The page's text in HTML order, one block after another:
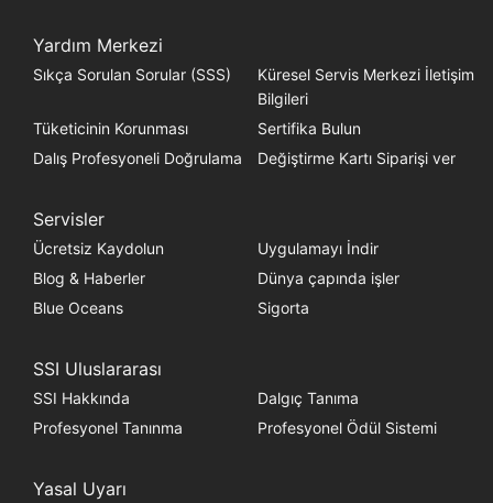
Yardım Merkezi
Sıkça Sorulan Sorular (SSS)
Küresel Servis Merkezi İletişim
Bilgileri
Tüketicinin Korunması
Sertifika Bulun
Dalış Profesyoneli Doğrulama
Değiştirme Kartı Siparişi ver
Servisler
Ücretsiz Kaydolun
Uygulamayı İndir
Blog & Haberler
Dünya çapında işler
Blue Oceans
Sigorta
SSI Uluslararası
SSI Hakkında
Dalgıç Tanıma
Profesyonel Tanınma
Profesyonel Ödül Sistemi
Yasal Uyarı